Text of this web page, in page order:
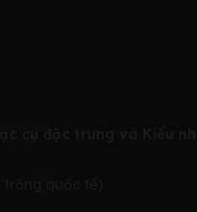
cụ đặc trưng và Kiểu
quốc tế)